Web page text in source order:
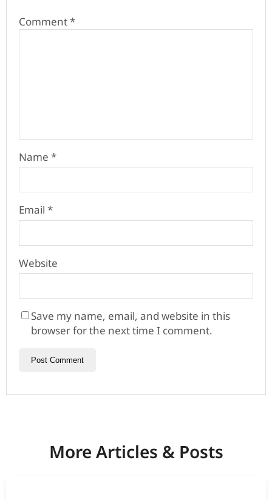
Comment*
Name *
Email *
Website
Save my name, email, and website in this
browser for the next time I comment.
More Articles & Posts